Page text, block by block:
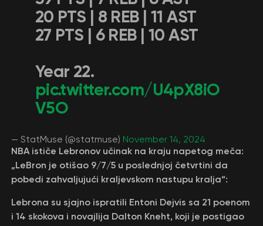
20 PTS | 8 REB | 11 AST
27 PTS | 6 REB | 10 AST
Year 22.
pic.twitter.com/U4pX8iO
V5O
— StatMuse (@statmuse) November 14, 2024
NBA ističe Lebronov učinak na kraju napetog meča:
„LeBron je otišao 9/7/5 u poslednjoj četvrtini da
pobedi zahvaljujući kraljevskom nastupu kralja“:
Lebrona su sjajno ispratili Entoni Dejvis sa 21 poenom
i 14 skokova i novajlija Dalton Kneht, koji je postigao